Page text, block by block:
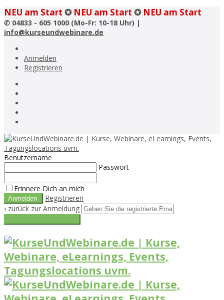
NEU am Start ✪ NEU am Start ✪ NEU am Start
✆ 04833 - 605 1000 (Mo-Fr: 10-18 Uhr) |
info@kurseundwebinare.de
Anmelden
Registrieren
Benutzername
Passwort
Erinnere Dich an mich
Registrieren
‹ zurück zur Anmeldung